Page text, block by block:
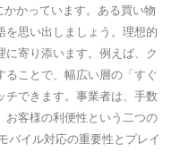
かっています。ある買い物
を思い出しましょう。理想的
に寄り添います。例えば、ク
ることで、幅広い層の「すぐ
チできます。事業者は、手数
お客様の利便性という二つの
バイル対応の重要性とプレイ